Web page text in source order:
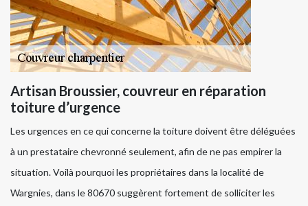
Artisan Broussier, couvreur en réparation
toiture d’urgence
Les urgences en ce qui concerne la toiture doivent être déléguées
à un prestataire chevronné seulement, afin de ne pas empirer la
situation. Voilà pourquoi les propriétaires dans la localité de
Wargnies, dans le 80670 suggèrent fortement de solliciter les